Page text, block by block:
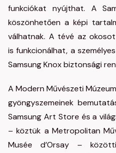
funkciókat nyújthat. A
köszönhetően a képi
válhatnak. A tévé az
is funkcionálhat, a
Samsung Knox biztonsági
A Modern Művészeti
gyöngyszemeinek
Samsung Art Store és a
– köztük a Metropolitan
Musée d’Orsay –